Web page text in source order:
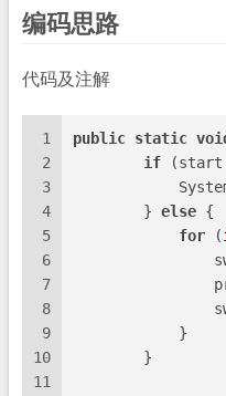
编码思路
代码及注解
1
2
3
4
5
6
7
8
9
10
11
public static
if (start
        }
else {
for (
            }
        }